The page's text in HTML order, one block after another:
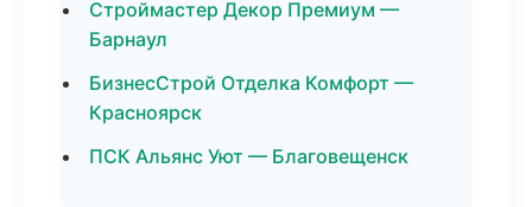
Строймастер Декор Премиум —
Барнаул
БизнесСтрой Отделка Комфорт —
Красноярск
ПСК Альянс Уют — Благовещенск